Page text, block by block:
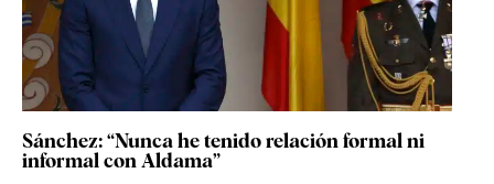
Sánchez: “Nunca he tenido relación formal ni
informal con Aldama”